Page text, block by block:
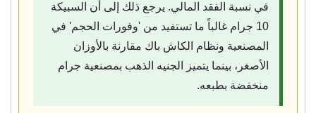
في نسبة الفقد المالي. يرجع ذلك إلى أن السبيكة
10 جرام غالباً ما تستفيد من 'وفورات الحجم' في
المصنعية ونظام الكاش باك مقارنة بالأوزان
الأصغر، بينما يتميز الجنيه الذهب بمصنعية جرام
منخفضة بطبعه.